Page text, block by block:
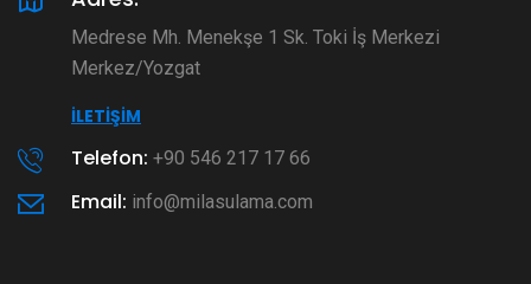
Medrese Mh. Menekşe 1 Sk. Toki İş Merkezi
Merkez/Yozgat
İLETIŞIM
Telefon: +90 546 217 17 66
Email: info@milasulama.com